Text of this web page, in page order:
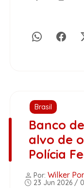
Brasil
Banco
alvo de
Polícia
Por: Wilker
23 Jun 2026 /